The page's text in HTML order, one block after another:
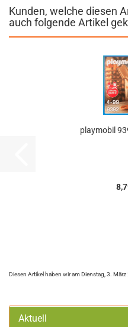
Kunden, welche diesen
auch folgende Artikel
playmobil
Diesen Artikel haben wir am Dienstag, 3.
Aktuell